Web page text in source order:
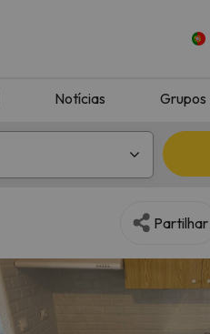
Notícias Grupos
Partilhar